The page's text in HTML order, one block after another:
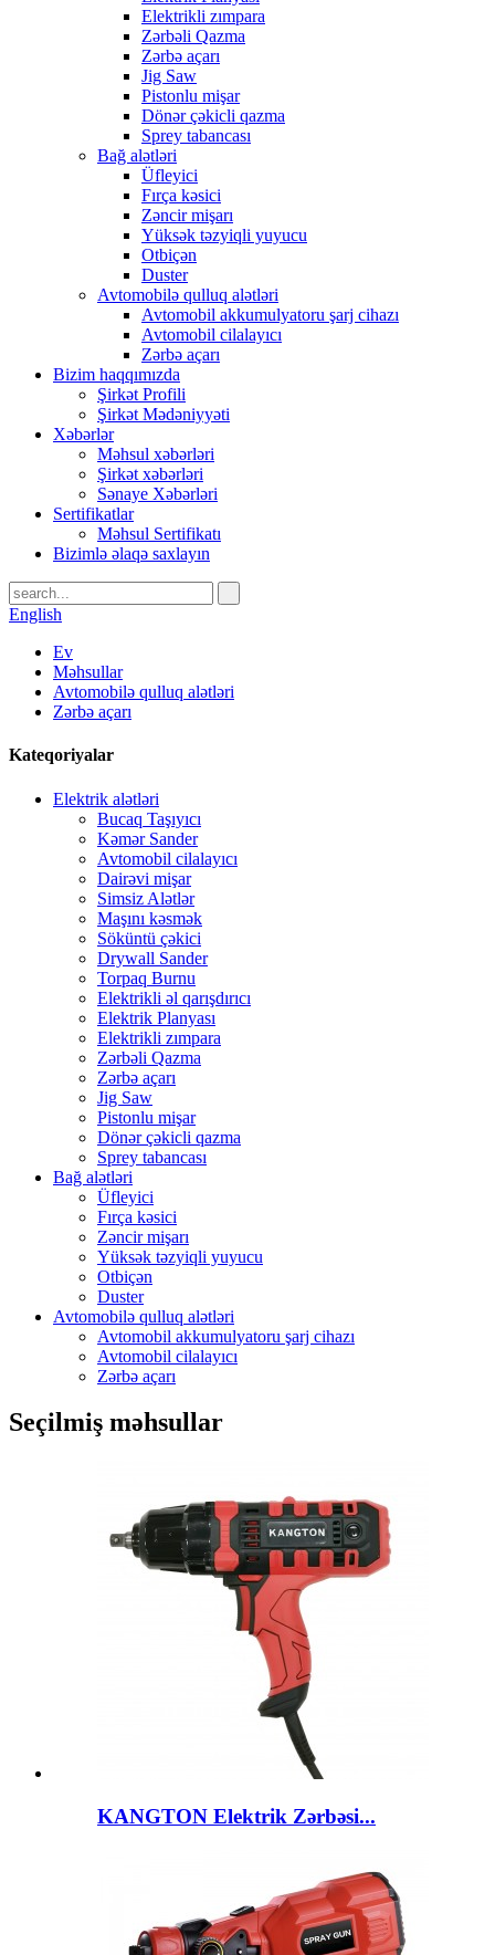
Elektrikli zımpara
Zərbəli Qazma
Zərbə açarı
Jig Saw
Pistonlu mişar
Dönər çəkicli qazma
Sprey tabancası
Bağ alətləri
Üfleyici
Fırça kəsici
Zəncir mişarı
Yüksək təzyiqli yuyucu
Otbiçən
Duster
Avtomobilə qulluq alətləri
Avtomobil akkumulyatoru şarj cihazı
Avtomobil cilalayıcı
Zərbə açarı
Bizim haqqımızda
Şirkət Profili
Şirkət Mədəniyyəti
Xəbərlər
Məhsul xəbərləri
Şirkət xəbərləri
Sənaye Xəbərləri
Sertifikatlar
Məhsul Sertifikatı
Bizimlə əlaqə saxlayın
English
Ev
Məhsullar
Avtomobilə qulluq alətləri
Zərbə açarı
Kateqoriyalar
Elektrik alətləri
Bucaq Taşıyıcı
Kəmər Sander
Avtomobil cilalayıcı
Dairəvi mişar
Simsiz Alətlər
Maşını kəsmək
Söküntü çəkici
Drywall Sander
Torpaq Burnu
Elektrikli əl qarışdırıcı
Elektrik Planyası
Elektrikli zımpara
Zərbəli Qazma
Zərbə açarı
Jig Saw
Pistonlu mişar
Dönər çəkicli qazma
Sprey tabancası
Bağ alətləri
Üfleyici
Fırça kəsici
Zəncir mişarı
Yüksək təzyiqli yuyucu
Otbiçən
Duster
Avtomobilə qulluq alətləri
Avtomobil akkumulyatoru şarj cihazı
Avtomobil cilalayıcı
Zərbə açarı
Seçilmiş məhsullar
KANGTON Elektrik Zərbəsi...